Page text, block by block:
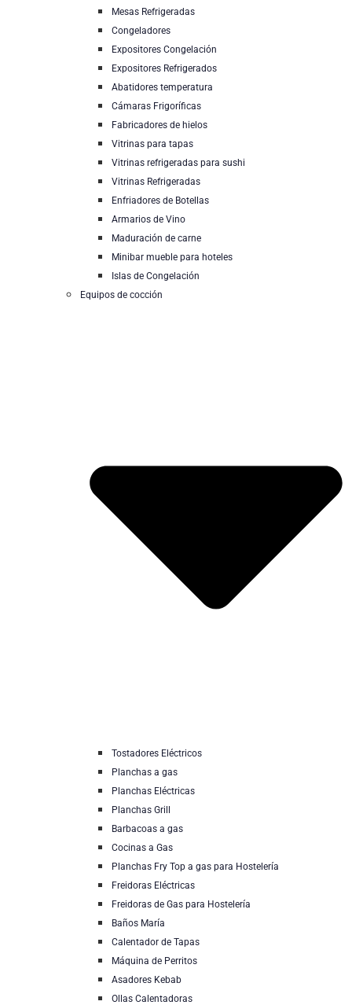
Mesas Refrigeradas
Congeladores
Expositores Congelación
Expositores Refrigerados
Abatidores temperatura
Cámaras Frigoríficas
Fabricadores de hielos
Vitrinas para tapas
Vitrinas refrigeradas para sushi
Vitrinas Refrigeradas
Enfriadores de Botellas
Armarios de Vino
Maduración de carne
Minibar mueble para hoteles
Islas de Congelación
Equipos de cocción
Tostadores Eléctricos
Planchas a gas
Planchas Eléctricas
Planchas Grill
Barbacoas a gas
Cocinas a Gas
Planchas Fry Top a gas para Hostelería
Freidoras Eléctricas
Freidoras de Gas para Hostelería
Baños María
Calentador de Tapas
Máquina de Perritos
Asadores Kebab
Ollas Calentadoras